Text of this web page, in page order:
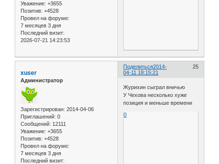
Уважение: +3655
Позитив: +4528
Провел на форуме:
7 месяцев 3 дня
Последний визит:
2026-07-21 14:23:53
Поделиться 25
2014-
04-11 18:15:21
xuser
Администратор
Зарегистрирован: 2014-04-06
Приглашений: 0
Сообщений: 12111
Уважение: +3655
Позитив: +4528
Провел на форуме:
7 месяцев 3 дня
Последний визит:
Журихин сыграл вничью
У Чехова несколько хуже
позиция и меньше времени
0